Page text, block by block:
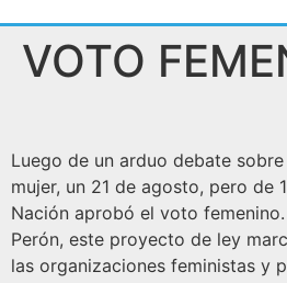
VOTO
Luego de un arduo debate
mujer, un 21 de agosto, pero de
Nación aprobó el voto
Perón, este proyecto de ley
las organizaciones feministas y